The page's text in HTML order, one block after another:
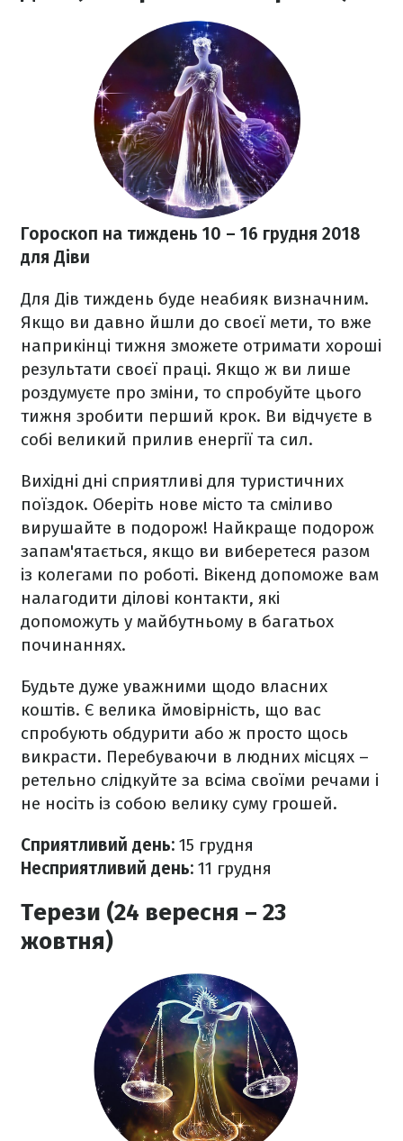
Гороскоп на тиждень 10 – 16 грудня 2018
для Діви
Для Дів тиждень буде неабияк визначним.
Якщо ви давно йшли до своєї мети, то вже
наприкінці тижня зможете отримати хороші
результати своєї праці. Якщо ж ви лише
роздумуєте про зміни, то спробуйте цього
тижня зробити перший крок. Ви відчуєте в
собі великий прилив енергії та сил.
Вихідні дні сприятливі для туристичних
поїздок. Оберіть нове місто та сміливо
вирушайте в подорож! Найкраще подорож
запам'ятається, якщо ви виберетеся разом
із колегами по роботі. Вікенд допоможе вам
налагодити ділові контакти, які
допоможуть у майбутньому в багатьох
починаннях.
Будьте дуже уважними щодо власних
коштів. Є велика ймовірність, що вас
спробують обдурити або ж просто щось
викрасти. Перебуваючи в людних місцях –
ретельно слідкуйте за всіма своїми речами і
не носіть із собою велику суму грошей.
Сприятливий день: 15 грудня
Несприятливий день: 11 грудня
Терези (24 вересня – 23
жовтня)